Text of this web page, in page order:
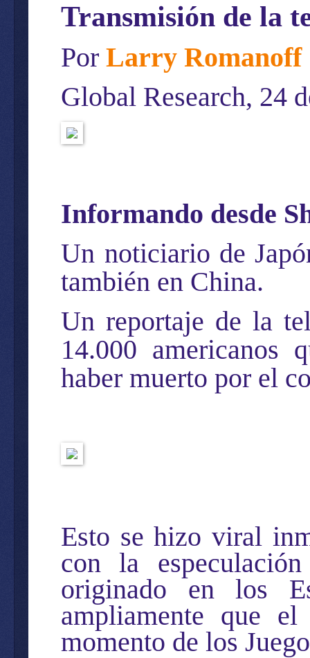
Transmisión de la
PorLarry Romanoff
Global Research, 24
Informando desde
Un noticiario de
también en China.
Un reportaje de la
14.000 americanos
haber muerto por el
Esto se hizo viral
con la
originado en los
ampliamente que
momento de los